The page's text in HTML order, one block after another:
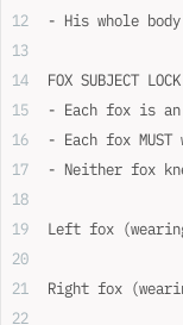
- His whole
FOX SUBJECT
- Each fox is
- Each fox
- Neither fox
Left fox
Right fox